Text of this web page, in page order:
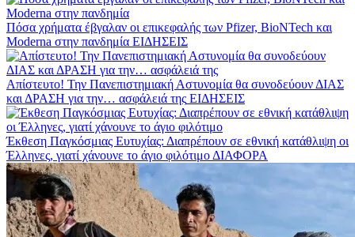
Πόσα χρήματα έβγαλαν οι επικεφαλής των Pfizer, BioNTech και
Moderna στην πανδημία ΕΙΔΗΣΕΙΣ
Απίστευτο! Την Πανεπιστημιακή Αστυνομία θα συνοδεύουν ΔΙΑΣ
και ΔΡΑΣΗ για την… ασφάλειά της ΕΙΔΗΣΕΙΣ
Έκθεση Παγκόσμιας Ευτυχίας: Διαπρέπουν σε εθνική κατάθλιψη οι
Έλληνες, γιατί χάνουνε το άγιο φιλότιμοΔΙΑΦΟΡΑ